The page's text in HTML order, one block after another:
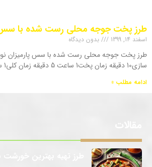
طرز پخت جوجه محلی رست شده با سس
اسفند 14, 1399 بدون دیدگاه
طرز پخت جوجه محلی رست شده با سس پارمیزان
سازی10 دقیقه زمان پخت1 ساعت 5 دقیقه زمان کلی1 ساعت 15 دقیقه غذا
ادامه مطلب »